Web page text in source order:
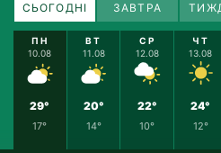
СЬОГОДНІ ЗАВТРА
ПН
10.08
29°
17°
ВТ
11.08
20°
14°
СР
12.08
22°
10°
ЧТ
13.08
24°
12°